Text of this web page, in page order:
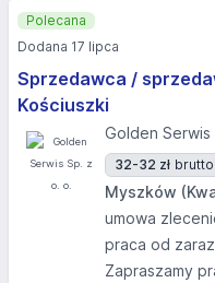
Sprzedawca /
Kościuszki
Golden Serwis
32-32 zł
Myszków
umowa
praca od zaraz
Zapraszamy
Polecana
Dodana 17 lipca